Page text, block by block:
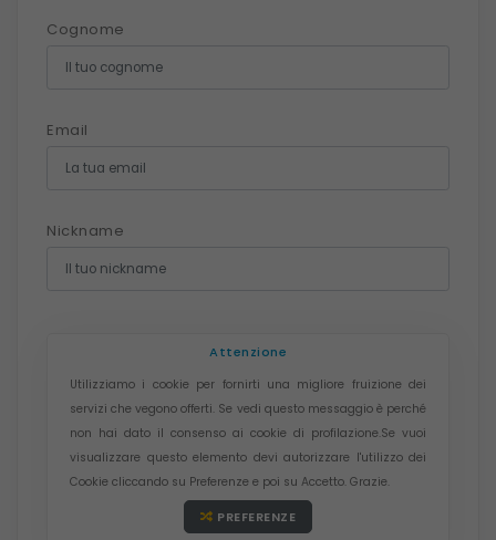
Cognome
Email
Nickname
Attenzione
Utilizziamo i cookie per fornirti una migliore fruizione dei
servizi che vegono offerti. Se vedi questo messaggio è perché
non hai dato il consenso ai cookie di profilazione.Se vuoi
visualizzare questo elemento devi autorizzare l'utilizzo dei
Cookie cliccando su Preferenze e poi su Accetto. Grazie.
PREFERENZE